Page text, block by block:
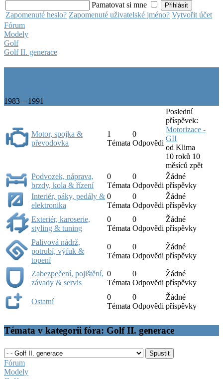
Pamatovat si mne
Zapomenuté heslo? Zapomenuté uživatelské jméno? Vytvořit účet
Fórum
Modely
Golf
Golf II. generace
1983 – 1991
Motor, spojka &
převodovka
1
Témata
0
Odpovědi
Poslední
příspěvek:
Motorizace -
GII
od Klima
10 roků 10
měsíců zpět
Podvozek, náprava,
brzdy, kola & řízení
0
Témata
0
Odpovědi
Žádné
příspěvky
Interiér, páky, pedály &
elektronika
0
Témata
0
Odpovědi
Žádné
příspěvky
Exteriér, karoserie,
styling & tuning
0
Témata
0
Odpovědi
Žádné
příspěvky
Palivová nádrž,
potrubí, výfuk &
topení
0
Témata
0
Odpovědi
Žádné
příspěvky
Zabezpečení, pojištění,
závady & servis
0
Témata
0
Odpovědi
Žádné
příspěvky
Ostatní
0
Témata
0
Odpovědi
Žádné
příspěvky
Témata v kategorii fóra: Golf II. generace
Fórum
Modely